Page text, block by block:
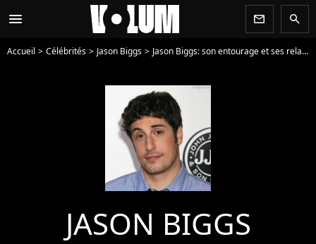
menu newsletter search
Accueil Célébrités Jason Biggs Jason Biggs: son entourage et ses relations
JASON BIGGS